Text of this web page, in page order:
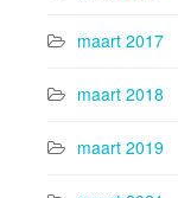
maart 2017
maart 2018
maart 2019